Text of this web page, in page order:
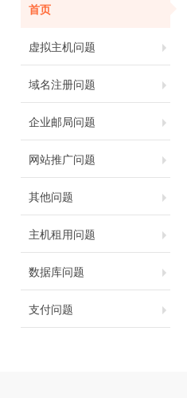
首页
虚拟主机问题
域名注册问题
企业邮局问题
网站推广问题
其他问题
主机租用问题
数据库问题
支付问题